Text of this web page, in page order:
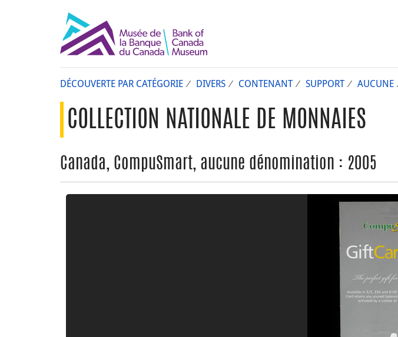
DÉCOUVERTE PAR CATÉGORIE DIVERS CONTENANT SUPPORT AUCUNE
COLLECTION NATIONALE DE MONNAIES
Canada, CompuSmart, aucune dénomination : 2005